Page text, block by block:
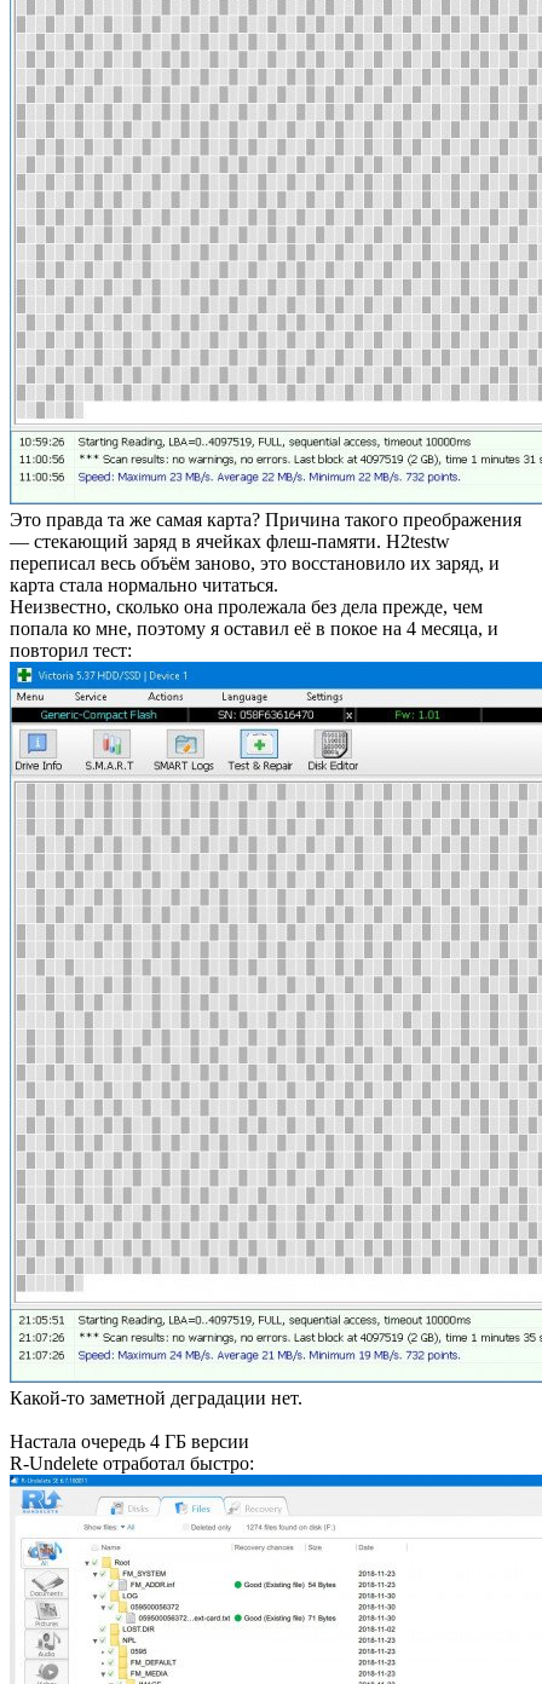
Это правда та же самая карта? Причина такого преображения
— стекающий заряд в ячейках флеш-памяти. H2testw
переписал весь объём заново, это восстановило их заряд, и
карта стала нормально читаться.
Неизвестно, сколько она пролежала без дела прежде, чем
попала ко мне, поэтому я оставил её в покое на 4 месяца, и
повторил тест:
Какой-то заметной деградации нет.
Настала очередь 4 ГБ версии
R-Undelete отработал быстро: